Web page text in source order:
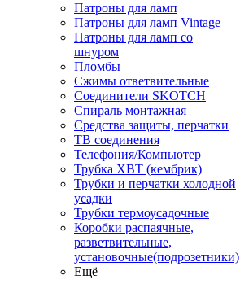
Патроны для ламп
Патроны для ламп Vintage
Патроны для ламп со
шнуром
Пломбы
Сжимы ответвительные
Соединители SKOTCH
Спираль монтажная
Средства защиты, перчатки
ТВ соединения
Телефония/Компьютер
Трубка ХВТ (кембрик)
Трубки и перчатки холодной
усадки
Трубки термоусадочные
Коробки распаячные,
разветвительные,
установочные(подрозетники)
Ещё